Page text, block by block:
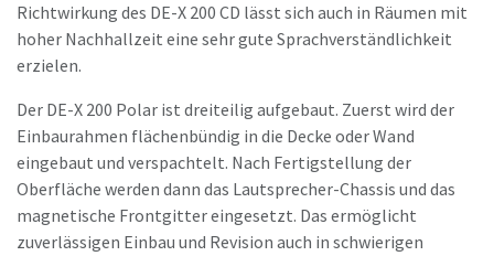
Richtwirkung des DE-X 200 CD lässt sich auch in Räumen mit
hoher Nachhallzeit eine sehr gute Sprachverständlichkeit
erzielen.
Der DE-X 200 Polar ist dreiteilig aufgebaut. Zuerst wird der
Einbaurahmen flächenbündig in die Decke oder Wand
eingebaut und verspachtelt. Nach Fertigstellung der
Oberfläche werden dann das Lautsprecher-Chassis und das
magnetische Frontgitter eingesetzt. Das ermöglicht
zuverlässigen Einbau und Revision auch in schwierigen